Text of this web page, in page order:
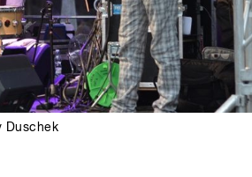
Duschek